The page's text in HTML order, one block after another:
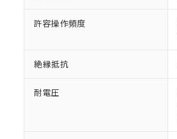
許容操作頻度
絶縁抵抗
耐電圧